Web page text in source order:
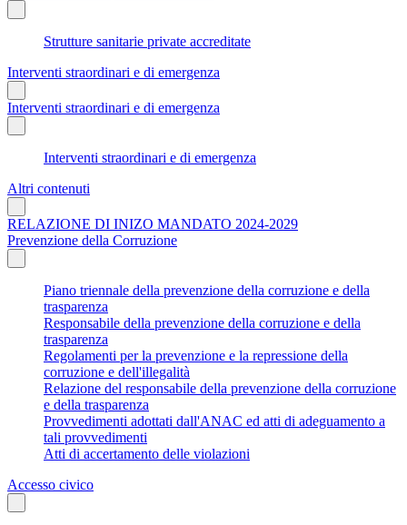
Strutture sanitarie private accreditate
Interventi straordinari e di emergenza
Interventi straordinari e di emergenza
Interventi straordinari e di emergenza
Altri contenuti
RELAZIONE DI INIZO MANDATO 2024-2029
Prevenzione della Corruzione
Piano triennale della prevenzione della corruzione e della
trasparenza
Responsabile della prevenzione della corruzione e della
trasparenza
Regolamenti per la prevenzione e la repressione della
corruzione e dell'illegalità
Relazione del responsabile della prevenzione della corruzione
e della trasparenza
Provvedimenti adottati dall'ANAC ed atti di adeguamento a
tali provvedimenti
Atti di accertamento delle violazioni
Accesso civico